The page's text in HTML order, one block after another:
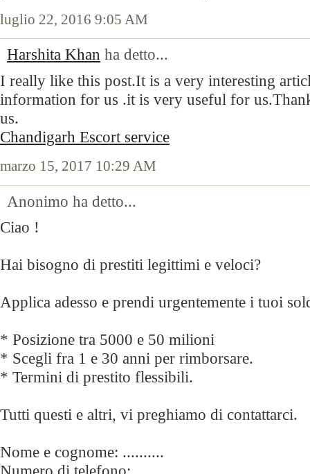
luglio 22, 2016 9:05 AM
Harshita Khan ha detto...
I really like this post.It is a very interesting
information for us .it is very useful for
us.
Chandigarh Escort service
marzo 15, 2017 10:29 AM
Anonimo ha detto...
Ciao !
Hai bisogno di prestiti legittimi e veloci?
Applica adesso e prendi urgentemente i tuoi
* Posizione tra 5000 e 50 milioni
* Scegli fra 1 e 30 anni per rimborsare.
* Termini di prestito flessibili.
Tutti questi e altri, vi preghiamo di contattarci.
Nome e cognome: ..........